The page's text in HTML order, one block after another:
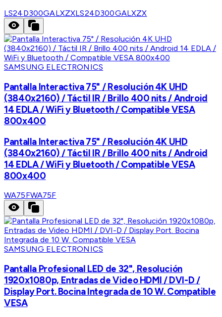
LS24D300GALXZXLS24D300GALXZX
SAMSUNG ELECTRONICS
Pantalla Interactiva 75" / Resolución 4K UHD
(3840x2160) / Táctil IR / Brillo 400 nits / Android
14 EDLA / WiFi y Bluetooth / Compatible VESA
800x400
Pantalla Interactiva 75" / Resolución 4K UHD
(3840x2160) / Táctil IR / Brillo 400 nits / Android
14 EDLA / WiFi y Bluetooth / Compatible VESA
800x400
WA75FWA75F
SAMSUNG ELECTRONICS
Pantalla Profesional LED de 32", Resolución
1920x1080p, Entradas de Video HDMI / DVI-D /
Display Port. Bocina Integrada de 10 W. Compatible
VESA